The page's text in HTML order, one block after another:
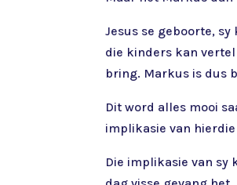
Jesus se geboorte,
die kinders kan vertel
bring. Markus is dus
Dit word alles mooi
implikasie van
Die implikasie van sy